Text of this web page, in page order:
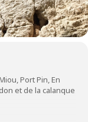
Port Pin, En
et de la calanque